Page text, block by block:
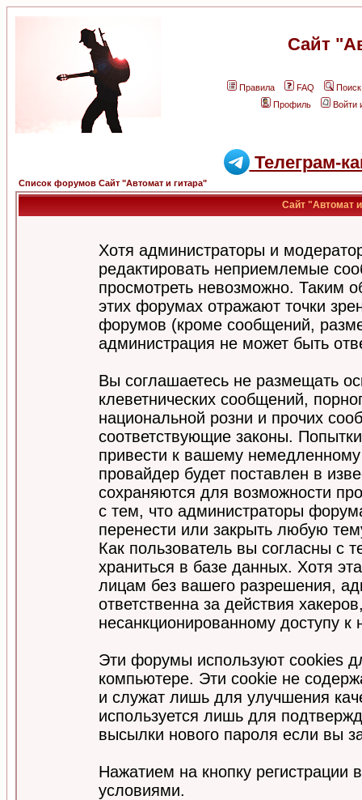
Сайт
Правила FAQ
Поиск
Профиль
Войти
Телеграм-
Список форумов Сайт "Автомат и гитара"
Сайт "Автомат и
Хотя администраторы и
редактировать неприемлемые
просмотреть невозможно. Таким
этих форумах отражают точки
форумов (кроме сообщений,
администрация не может быть
Вы соглашаетесь не размещать
клеветнических сообщений,
национальной розни и прочих
соответствующие законы.
привести к вашему
провайдер будет поставлен в
сохраняются для возможности
с тем, что администраторы
перенести или закрыть любую
Как пользователь вы согласны с
храниться в базе данных. Хотя
лицам без вашего разрешения,
ответственна за действия
несанкционированному доступу к
Эти форумы используют cookies
компьютере. Эти cookie не
и служат лишь для улучшения
используется лишь для
высылки нового пароля если вы
Нажатием на кнопку регистрации
условиями.